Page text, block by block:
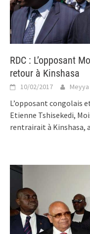
RDC : L’opposant
retour à Kinshasa
10/02/2017
L’opposant congolais
Etienne Tshisekedi,
rentrairait à Kinshasa,